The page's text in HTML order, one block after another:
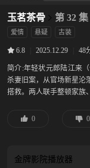
玉茗茶骨 第 32 集
爱情 悬疑 古装
6.8 2025.12.29 48
简介:年轻状元郎陆江来
杀妻旧案，从官场新星沦
搭救。两人联手整顿家族
0 0
金牌影院播放器